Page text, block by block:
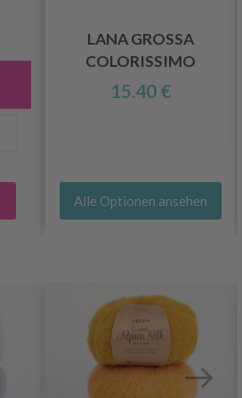
LANA GROSSA
COLORISSIMO
15.40 €
Alle Optionen ansehen